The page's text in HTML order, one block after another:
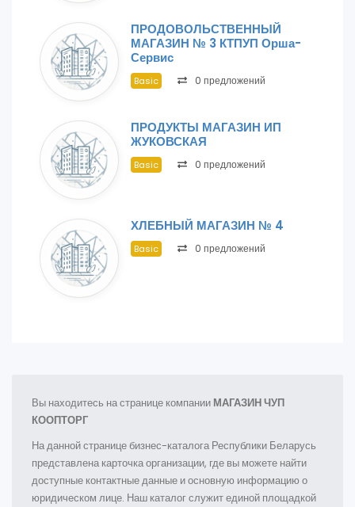
ПРОДОВОЛЬСТВЕННЫЙ
МАГАЗИН № 3 КТПУП Орша-
Сервис
Basic 0 предложений
ПРОДУКТЫ МАГАЗИН ИП
ЖУКОВСКАЯ
Basic 0 предложений
ХЛЕБНЫЙ МАГАЗИН № 4
Basic 0 предложений
Вы находитесь на странице компании МАГАЗИН ЧУП
КООПТОРГ
На данной странице бизнес-каталога Республики Беларусь
представлена карточка организации, где вы можете найти
доступные контактные данные и основную информацию о
юридическом лице. Наш каталог служит единой площадкой